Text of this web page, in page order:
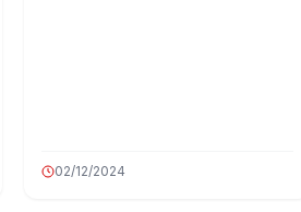
02/12/2024